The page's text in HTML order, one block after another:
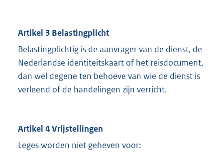
Artikel 3 Belastingplicht
Belastingplichtig is de aanvrager van de dienst, de
Nederlandse identiteitskaart of het reisdocument,
dan wel degene ten behoeve van wie de dienst is
verleend of de handelingen zijn verricht.
Artikel 4 Vrijstellingen
Leges worden niet geheven voor: